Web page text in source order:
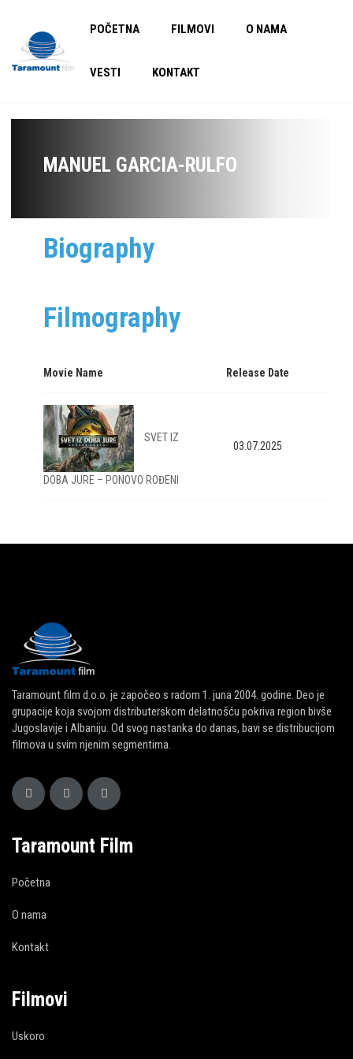
POČETNA FILMOVI O NAMA
VESTI KONTAKT
MANUEL GARCIA-RULFO
Biography
Filmography
Movie Name Release Date
SVET IZ
DOBA JURE – PONOVO ROĐENI
03.07.2025
Taramount film d.o.o. je započeo s radom 1. juna 2004. godine. Deo je
grupacije koja svojom distributerskom delatnošću pokriva region bivše
Jugoslavije i Albaniju. Od svog nastanka do danas, bavi se distribucijom
filmova u svim njenim segmentima.
Taramount Film
Početna
O nama
Kontakt
Filmovi
Uskoro